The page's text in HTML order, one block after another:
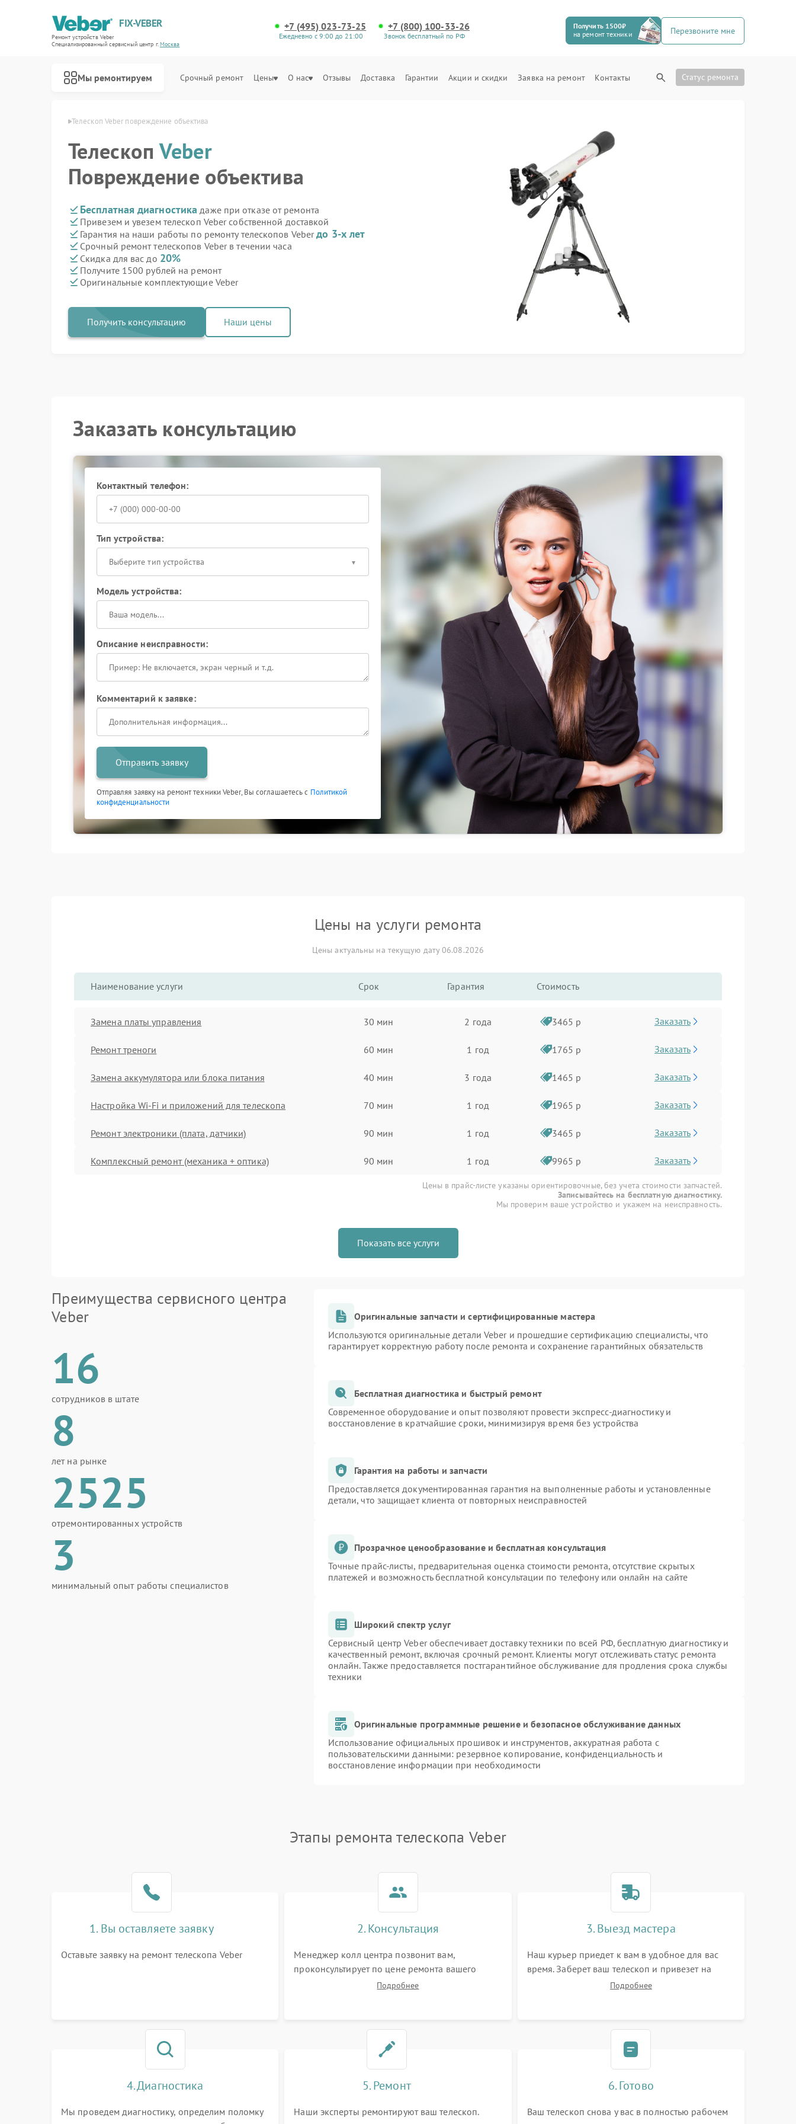
FIX-VEBER
Ремонт устройств Veber
Специализированный cервисный центр г.Москва
+7 (495) 023-73-25
Ежедневно с 9:00 до 21:00
+7 (800) 100-33-26
Звонок бесплатный по РФ
Получить 1500₽
на ремонт техники
Перезвоните мне
Мы ремонтируем Срочный ремонт Цены О нас Отзывы Доставка Гарантии Акции и скидки Заявка на ремонт Контакты Статус ремонта
Телескоп Veber повреждение объектива
ТелескопVeber
Повреждение объектива
Бесплатная диагностика даже при отказе от ремонта
Привезем и увезем телескоп Veber собственной доставкой
Гарантия на наши работы по ремонту телескопов Veberдо 3-х лет
Срочный ремонт телескопов Veber в течении часа
Скидка для вас до 20%
Получите 1500 рублей на ремонт
Оригинальные комплектующие Veber
Получить консультацию Наши цены
Заказать консультацию
Контактный телефон:
Тип устройства:
Выберите тип устройства
Модель устройства:
Описание неисправности:
Комментарий к заявке:
Отправить заявку
Отправляя заявку на ремонт техники Veber, Вы соглашаетесь с Политикой
конфиденциальности
Цены на услуги ремонта
Цены актуальны на текущую дату 06.08.2026
Наименование услуги Срок Гарантия Стоимость
Замена платы управления 30 мин 2 года 3465 р Заказать
Ремонт треноги 60 мин 1 год 1765 р Заказать
Замена аккумулятора или блока питания 40 мин 3 года 1465 р Заказать
Настройка Wi-Fi и приложений для телескопа 70 мин 1 год 1965 р Заказать
Ремонт электроники (плата, датчики) 90 мин 1 год 3465 р Заказать
Комплексный ремонт (механика + оптика) 90 мин 1 год 9965 р Заказать
Цены в прайс-листе указаны ориентировочные, без учета стоимости запчастей.
Записывайтесь на бесплатную диагностику.
Мы проверим ваше устройство и укажем на неисправность.
Показать все услуги
Преимущества сервисного центра
Veber
16
сотрудников в штате
8
лет на рынке
2525
отремонтированных устройств
3
минимальный опыт работы специалистов
Оригинальные запчасти и сертифицированные мастера
Используются оригинальные детали Veber и прошедшие сертификацию специалисты, что
гарантирует корректную работу после ремонта и сохранение гарантийных обязательств
Бесплатная диагностика и быстрый ремонт
Современное оборудование и опыт позволяют провести экспресс-диагностику и
восстановление в кратчайшие сроки, минимизируя время без устройства
Гарантия на работы и запчасти
Предоставляется документированная гарантия на выполненные работы и установленные
детали, что защищает клиента от повторных неисправностей
Прозрачное ценообразование и бесплатная консультация
Точные прайс-листы, предварительная оценка стоимости ремонта, отсутствие скрытых
платежей и возможность бесплатной консультации по телефону или онлайн на сайте
Широкий спектр услуг
Сервисный центр Veber обеспечивает доставку техники по всей РФ, бесплатную диагностику и
качественный ремонт, включая срочный ремонт. Клиенты могут отслеживать статус ремонта
онлайн. Также предоставляется постгарантийное обслуживание для продления срока службы
техники
Оригинальные программные решение и безопасное обслуживание данных
Использование официальных прошивок и инструментов, аккуратная работа с
пользовательскими данными: резервное копирование, конфиденциальность и
восстановление информации при необходимости
Этапы ремонта телескопа Veber
1. Вы оставляете заявку
Оставьте заявку на ремонт телескопа Veber
2. Консультация
Менеджер колл центра позвонит вам,
проконсультирует по цене ремонта вашего
телескопа а также ответит на все ваши вопросы.
Подробнее
3. Выезд мастера
Наш курьер приедет к вам в удобное для вас
время. Заберет ваш телескоп и привезет на
склад для диагностики.Подробнее
4. Диагностика
Мы проведем диагностику, определим поломку
5. Ремонт
Наши эксперты ремонтируют ваш телескоп.
6. Готово
Ваш телескоп снова у вас в полностью рабочем